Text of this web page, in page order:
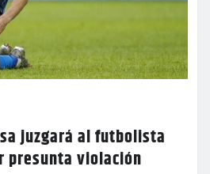
juzgará al futbolista
presunta violación